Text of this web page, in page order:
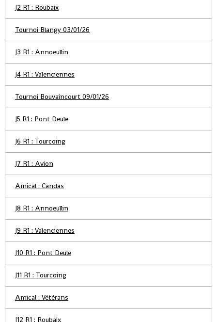
J2 R1 : Roubaix
Tournoi Blangy 03/01/26
J3 R1 : Annoeullin
J4 R1 : Valenciennes
Tournoi Bouvaincourt 09/01/26
J5 R1 : Pont Deule
J6 R1 : Tourcoing
J7 R1 : Avion
Amical : Candas
J8 R1 : Annoeullin
J9 R1 : Valenciennes
J10 R1 : Pont Deule
J11 R1 : Tourcoing
Amical : Vétérans
J12 R1 : Roubaix